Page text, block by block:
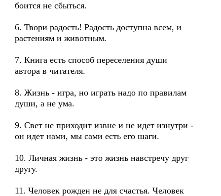
боится не сбыться.
6. Твори радость! Радость доступна всем, и
растениям и животным.
7. Книга есть способ переселения души
автора в читателя.
8. Жизнь - игра, но играть надо по правилам
души, а не ума.
9. Свет не приходит извне и не идет изнутри -
он идет нами, мы сами есть его шаги.
10. Личная жизнь - это жизнь навстречу друг
другу.
11. Человек рожден не для счастья. Человек